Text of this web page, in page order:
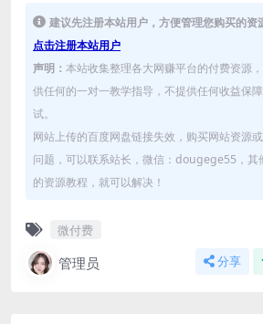
建议先注册本站用户，方便管理您购买的资
点击注册本站用户
声明： 本站收集整理各大网赚平台的付费资源
供任何的一对一教学指导，不提供任何收益保
试。
网站上传的百度网盘链接失效，购买网站资源
问题，可以联系站长，微信：dougege55，其
的资源教程，就可以解决！
微付费
管理员 分享